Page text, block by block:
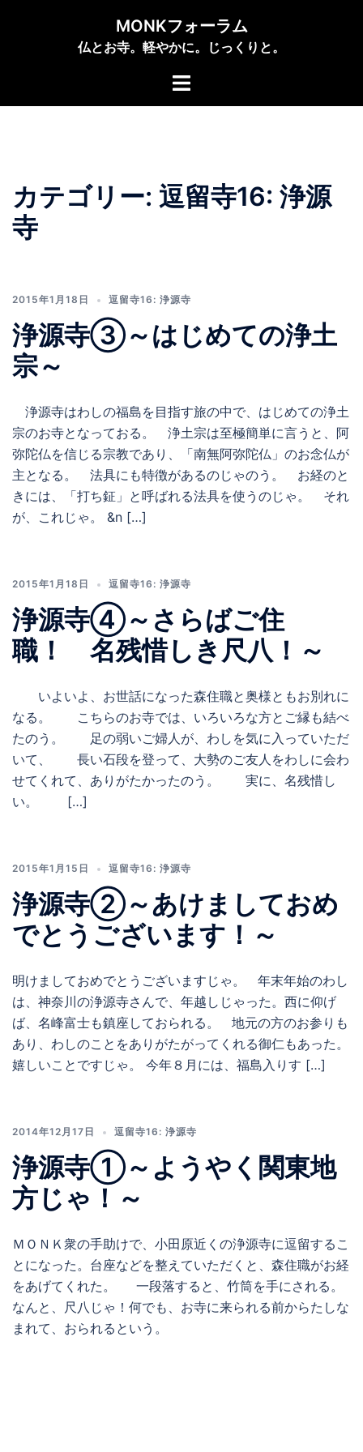
MONKフォーラム
仏とお寺。軽やかに。じっくりと。
ト
ュ
ー
カテゴリー: 逗留寺16: 浄源
寺
2015年1月18日 逗留寺16: 浄源寺
浄源寺③～はじめての浄土
宗～
浄源寺はわしの福島を目指す旅の中で、はじめての浄土
宗のお寺となっておる。 浄土宗は至極簡単に言うと、阿
弥陀仏を信じる宗教であり、「南無阿弥陀仏」のお念仏が
主となる。 法具にも特徴があるのじゃのう。 お経のと
きには、「打ち鉦」と呼ばれる法具を使うのじゃ。 それ
が、これじゃ。 &n […]
2015年1月18日 逗留寺16: 浄源寺
浄源寺④～さらばご住
職！ 名残惜しき尺八！～
いよいよ、お世話になった森住職と奥様ともお別れに
なる。 こちらのお寺では、いろいろな方とご縁も結べ
たのう。 足の弱いご婦人が、わしを気に入っていただ
いて、 長い石段を登って、大勢のご友人をわしに会わ
せてくれて、ありがたかったのう。 実に、名残惜し
い。 […]
2015年1月15日 逗留寺16: 浄源寺
浄源寺②～あけましておめ
でとうございます！～
明けましておめでとうございますじゃ。 年末年始のわし
は、神奈川の浄源寺さんで、年越しじゃった。西に仰げ
ば、名峰富士も鎮座しておられる。 地元の方のお参りも
あり、わしのことをありがたがってくれる御仁もあった。
嬉しいことですじゃ。 今年８月には、福島入りす […]
2014年12月17日 逗留寺16: 浄源寺
浄源寺①～ようやく関東地
方じゃ！～
ＭＯＮＫ衆の手助けで、小田原近くの浄源寺に逗留するこ
とになった。台座などを整えていただくと、森住職がお経
をあげてくれた。 一段落すると、竹筒を手にされる。
なんと、尺八じゃ！何でも、お寺に来られる前からたしな
まれて、おられるという。